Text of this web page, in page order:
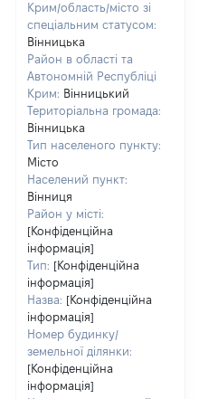
Крим/область/місто зі
спеціальним статусом:
Вінницька
Район в області та
Автономній Республіці
Крим: Вінницький
Територіальна громада:
Вінницька
Тип населеного пункту:
Місто
Населений пункт:
Вінниця
Район у місті:
[Конфіденційна
інформація]
Тип: [Конфіденційна
інформація]
Назва: [Конфіденційна
інформація]
Номер будинку/
земельної ділянки:
[Конфіденційна
інформація]